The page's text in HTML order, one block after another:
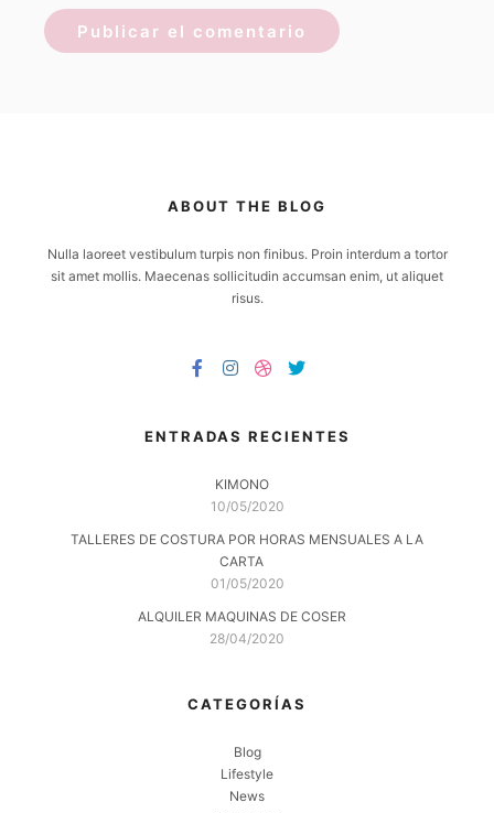
ABOUT THE BLOG
Nulla laoreet vestibulum turpis non finibus. Proin interdum a tortor
sit amet mollis. Maecenas sollicitudin accumsan enim, ut aliquet
risus.
ENTRADAS RECIENTES
KIMONO
10/05/2020
TALLERES DE COSTURA POR HORAS MENSUALES A LA
CARTA
01/05/2020
ALQUILER MAQUINAS DE COSER
28/04/2020
CATEGORÍAS
Blog
Lifestyle
News